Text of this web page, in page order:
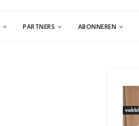
PARTNERS ABONNEREN